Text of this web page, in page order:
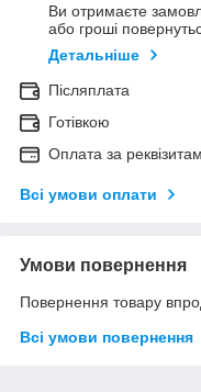
Ви отримаєте
або гроші
Детальніше
Післяплата
Готівкою
Оплата за
Всі умови оплати
Умови повернення
Повернення товару
Всі умови повернення